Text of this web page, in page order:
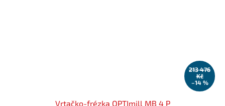
213 476
Kč
–14 %
Vrtačko-frézka OPTImill MB 4 P